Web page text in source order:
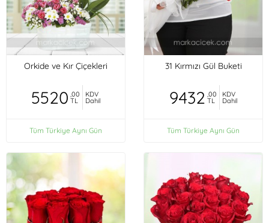
Orkide ve Kır Çiçekleri
5520 ,00
TL
KDV
Dahil
Tüm Türkiye Aynı Gün
31 Kırmızı Gül Buketi
9432 ,00
TL
KDV
Dahil
Tüm Türkiye Aynı Gün